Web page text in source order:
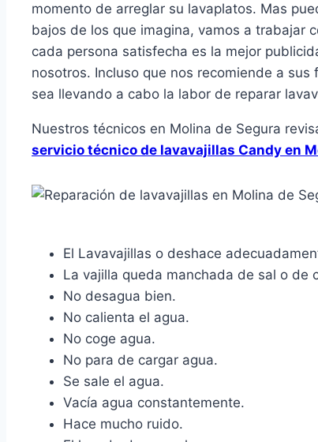
momento de arreglar su lavaplatos. Mas
bajos de los que imagina, vamos a trabajar
cada persona satisfecha es la mejor
nosotros. Incluso que nos recomiende a
sea llevando a cabo la labor de reparar
Nuestros técnicos en Molina de Segura
servicio técnico de lavavajillas Candy en
El Lavavajillas o deshace
La vajilla queda manchada de sal o de
No desagua bien.
No calienta el agua.
No coge agua.
No para de cargar agua.
Se sale el agua.
Vacía agua constantemente.
Hace mucho ruido.